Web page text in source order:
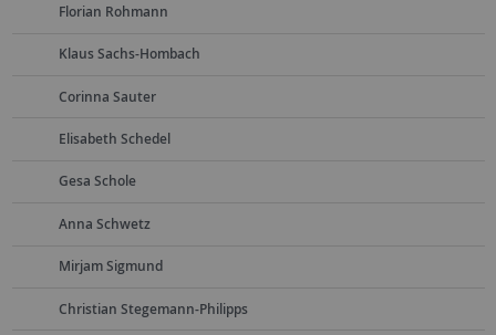
Florian Rohmann
Klaus Sachs-Hombach
Corinna Sauter
Elisabeth Schedel
Gesa Schole
Anna Schwetz
Mirjam Sigmund
Christian Stegemann-Philipps